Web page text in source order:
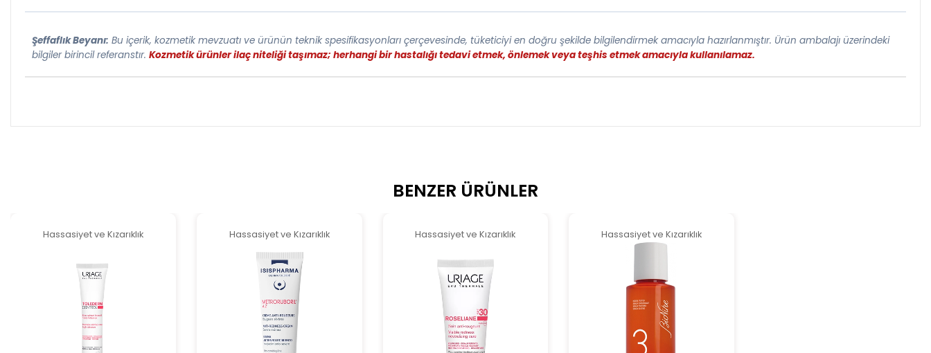
Şeffaflık Beyanı: Bu içerik, kozmetik mevzuatı ve ürünün teknik spesifikasyonları çerçevesinde, tüketiciyi en doğru şekilde bilgilendirmek amacıyla hazırlanmıştır. Ürün ambalajı üzerindeki
bilgiler birincil referanstır. Kozmetik ürünler ilaç niteliği taşımaz; herhangi bir hastalığı tedavi etmek, önlemek veya teşhis etmek amacıyla kullanılamaz.
BENZER ÜRÜNLER
Hassasiyet ve Kızarıklık Hassasiyet ve Kızarıklık Hassasiyet ve Kızarıklık Hassasiyet ve Kızarıklık